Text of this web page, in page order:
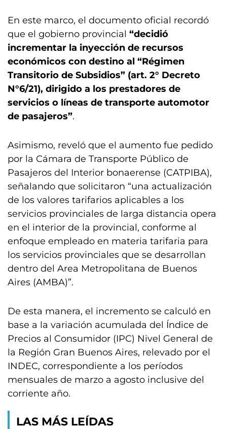
En este marco, el documento oficial recordó
que el gobierno provincial “decidió
incrementar la inyección de recursos
económicos con destino al “Régimen
Transitorio de Subsidios” (art. 2° Decreto
N°6/21), dirigido a los prestadores de
servicios o líneas de transporte automotor
de pasajeros”.
Asimismo, reveló que el aumento fue pedido
por la Cámara de Transporte Público de
Pasajeros del Interior bonaerense (CATPIBA),
señalando que solicitaron “una actualización
de los valores tarifarios aplicables a los
servicios provinciales de larga distancia opera
en el interior de la provincial, conforme al
enfoque empleado en materia tarifaria para
los servicios provinciales que se desarrollan
dentro del Area Metropolitana de Buenos
Aires (AMBA)”.
De esta manera, el incremento se calculó en
base a la variación acumulada del Índice de
Precios al Consumidor (IPC) Nivel General de
la Región Gran Buenos Aires, relevado por el
INDEC, correspondiente a los períodos
mensuales de marzo a agosto inclusive del
corriente año.
LAS MÁS LEÍDAS